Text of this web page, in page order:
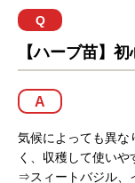
Q
【ハーブ苗】
A
気候によっても異な
く、収穫して使いや
⇒スィートバジル、